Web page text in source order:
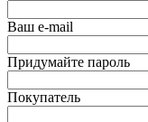
Ваш e-mail
Придумайте пароль
Покупатель